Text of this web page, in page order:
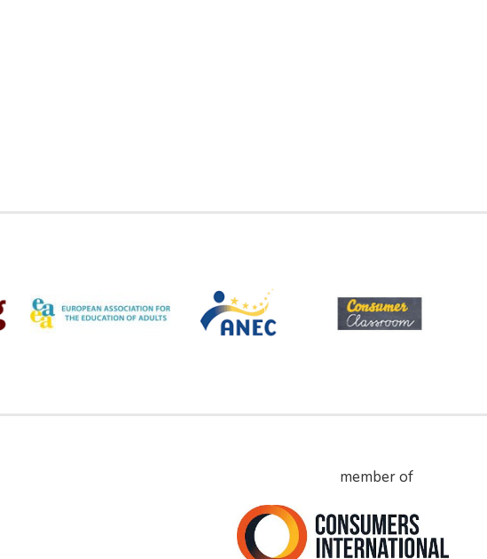
member of